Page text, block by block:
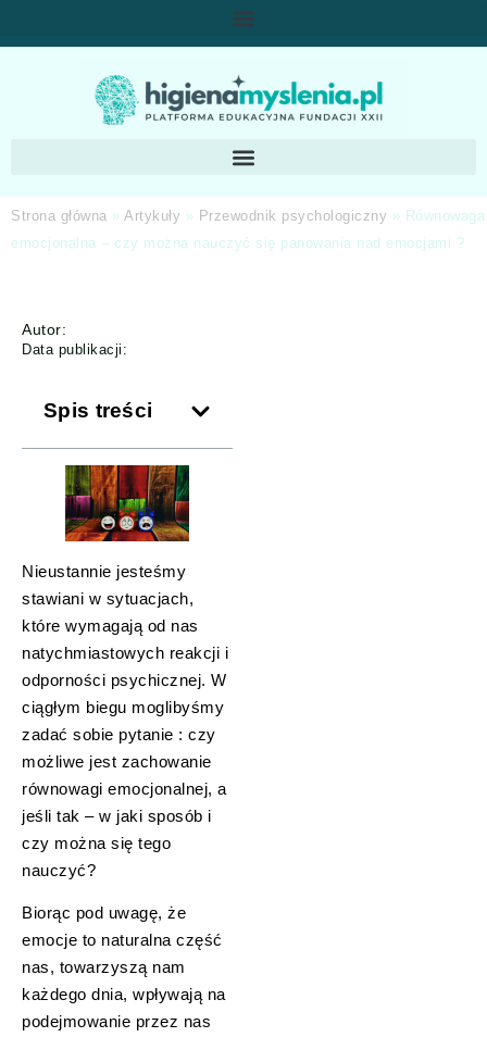
Strona główna » Artykuły » Przewodnik psychologiczny » Równowaga
emocjonalna – czy można nauczyć się panowania nad emocjami ?
Autor:
Data publikacji:
Spis treści
Nieustannie jesteśmy
stawiani w sytuacjach,
które wymagają od nas
natychmiastowych reakcji i
odporności psychicznej. W
ciągłym biegu moglibyśmy
zadać sobie pytanie : czy
możliwe jest zachowanie
równowagi emocjonalnej, a
jeśli tak – w jaki sposób i
czy można się tego
nauczyć?
Biorąc pod uwagę, że
emocje to naturalna część
nas, towarzyszą nam
każdego dnia, wpływają na
podejmowanie przez nas